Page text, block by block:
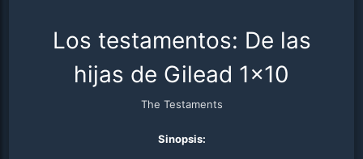
Los testamentos: De las
hijas de Gilead 1x10
The Testaments
Sinopsis: